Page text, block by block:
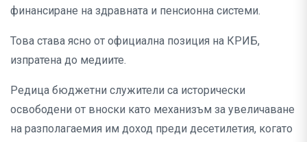
финансиране на здравната и пенсионна системи.
Това става ясно от официална позиция на КРИБ,
изпратена до медиите.
Редица бюджетни служители са исторически
освободени от вноски като механизъм за увеличаване
на разполагаемия им доход преди десетилетия, когато